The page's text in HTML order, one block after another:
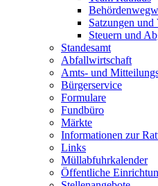
Satzungen und
Steuern und
Standesamt
Abfallwirtschaft
Amts- und
Bürgerservice
Formulare
Fundbüro
Märkte
Informationen zur
Links
Müllabfuhrkalender
Öffentliche